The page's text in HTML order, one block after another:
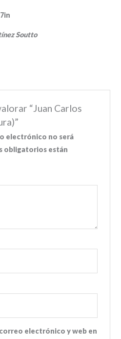
Soutto
“Juan Carlos
electrónico no será
obligatorios están
electrónico y web en